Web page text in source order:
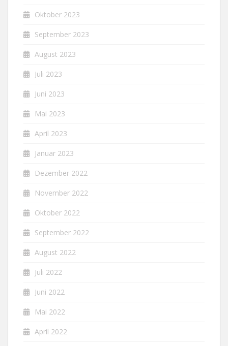
Oktober 2023
September 2023
August 2023
Juli 2023
Juni 2023
Mai 2023
April 2023
Januar 2023
Dezember 2022
November 2022
Oktober 2022
September 2022
August 2022
Juli 2022
Juni 2022
Mai 2022
April 2022